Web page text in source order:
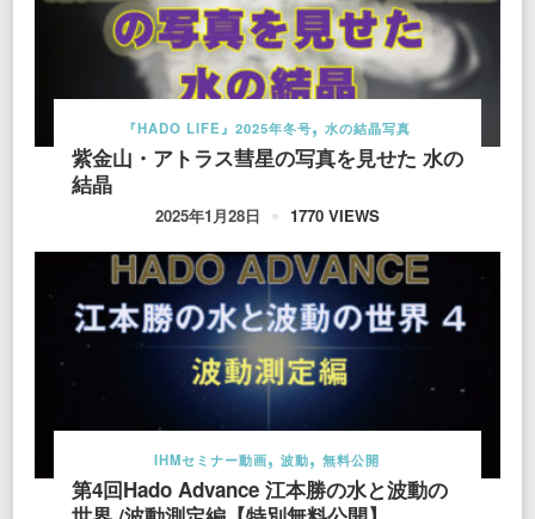
『HADO LIFE』2025年冬号 水の結晶写真
紫金山・アトラス彗星の写真を見せた 水の
結晶
2025年1月28日 1770 VIEWS
IHMセミナー動画 波動 無料公開
第4回Hado Advance 江本勝の水と波動の